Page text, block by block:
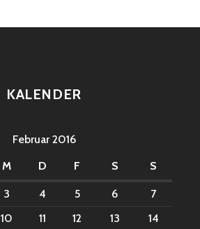
KALENDER
Februar 2016
M D F S S
3 4 5 6
7
10 11 12 13
14